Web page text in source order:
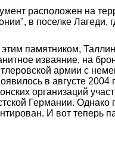
расположен на
в поселке Лагеди,
памятником,
изваяние, на
армии с
в августе 2004
организаций
Германии. Однако
И вот теперь